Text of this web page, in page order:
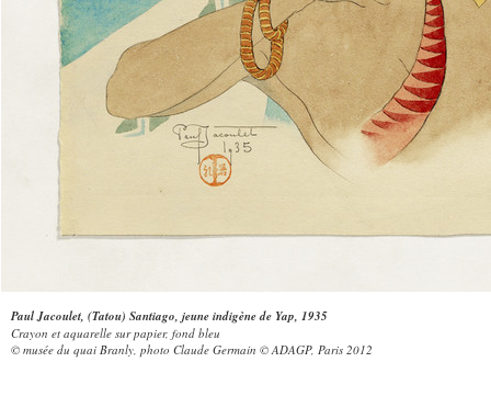
Paul Jacoulet, (Tatou) Santiago, jeune indigène de Yap, 1935
Crayon et aquarelle sur papier, fond bleu
© musée du quai Branly, photo Claude Germain © ADAGP, Paris 2012